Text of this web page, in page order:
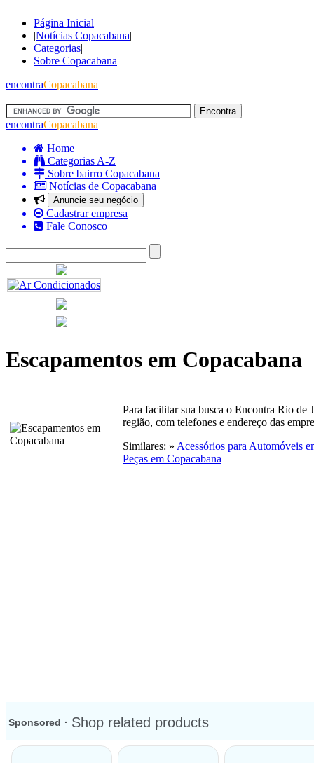
Página Inicial
|Notícias Copacabana|
Categorias|
Sobre Copacabana|
encontraCopacabana
encontraCopacabana
Home
Categorias A-Z
Sobre bairro Copacabana
Notícias de Copacabana
Anuncie seu negócio
Cadastrar empresa
Fale Conosco
Escapamentos em Copacabana
Para facilitar sua busca o Encontra Rio de
região, com telefones e endereço das
Similares: » Acessórios para Automóveis
Peças em Copacabana